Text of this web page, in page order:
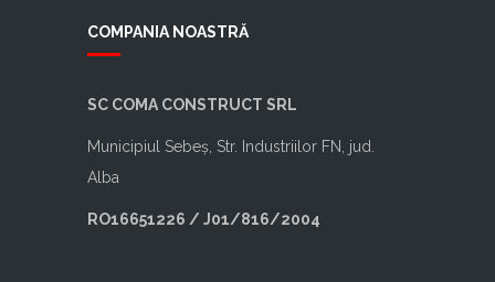
COMPANIA NOASTRĂ
SC COMA CONSTRUCT SRL
Municipiul Sebeș, Str. Industriilor FN, jud.
Alba
RO16651226 / J01/816/2004